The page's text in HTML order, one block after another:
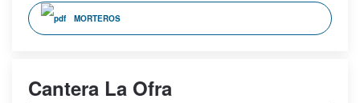
MORTEROS
Cantera La Ofra